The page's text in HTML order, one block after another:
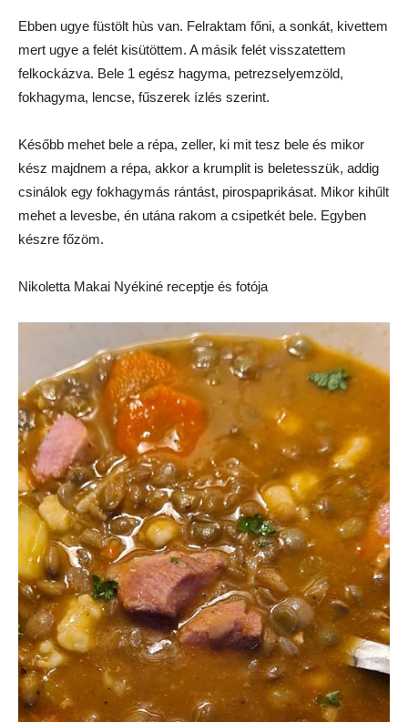
Ebben ugye füstölt hùs van. Felraktam főni, a sonkát, kivettem
mert ugye a felét kisütöttem. A másik felét visszatettem
felkockázva. Bele 1 egész hagyma, petrezselyemzöld,
fokhagyma, lencse, fűszerek ízlés szerint.
Később mehet bele a répa, zeller, ki mit tesz bele és mikor
kész majdnem a répa, akkor a krumplit is beletesszük, addig
csinálok egy fokhagymás rántást, pirospaprikásat. Mikor kihűlt
mehet a levesbe, én utána rakom a csipetkét bele. Egyben
készre főzöm.
Nikoletta Makai Nyékiné receptje és fotója